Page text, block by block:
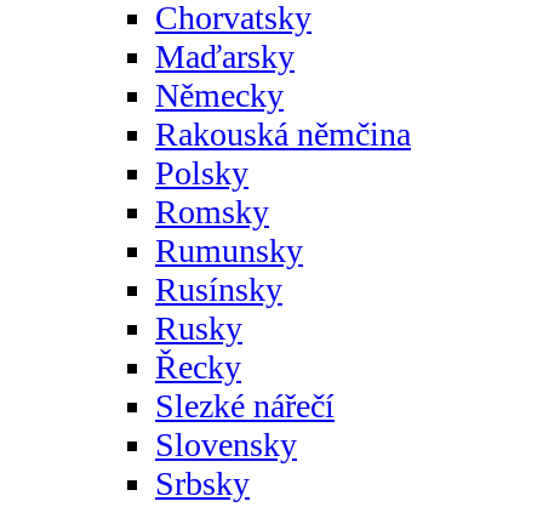
Chorvatsky
Maďarsky
Německy
Rakouská němčina
Polsky
Romsky
Rumunsky
Rusínsky
Rusky
Řecky
Slezké nářečí
Slovensky
Srbsky